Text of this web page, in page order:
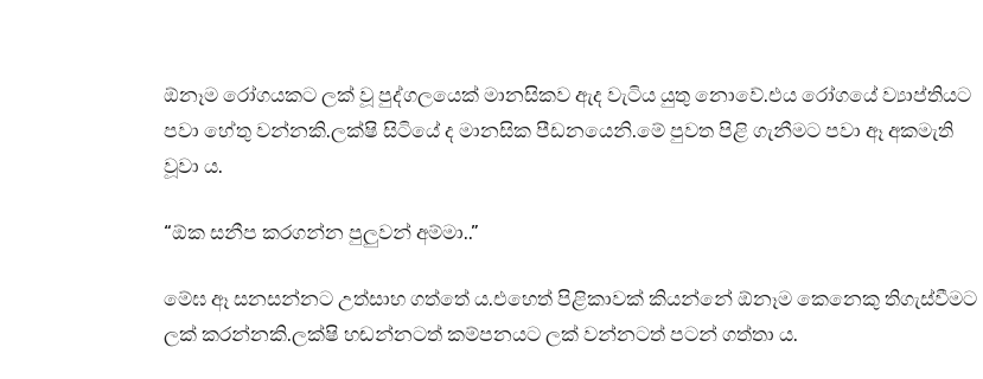
ඕනෑම රෝගයකට ලක් වූ පුද්ගලයෙක් මානසිකව ඇද වැටිය යුතු නොවේ.එය රෝගයේ ව්‍යාප්තියට
පවා හේතු වන්නකි.ලක්ෂි සිටියේ ද මානසික පීඩනයෙනි.මේ පුවත පිළි ගැනීමට පවා ඈ අකමැති
වූවා ය.
“ඕක සනීප කරගන්න පුලුවන් අම්මා..”
මේඝ ඈ සනසන්නට උත්සාහ ගත්තේ ය.එහෙත් පිළිකාවක් කියන්නේ ඕනෑම කෙනෙකු තිගැස්වීමට
ලක් කරන්නකි.ලක්ෂි හඬන්නටත් කම්පනයට ලක් වන්නටත් පටන් ගත්තා ය.